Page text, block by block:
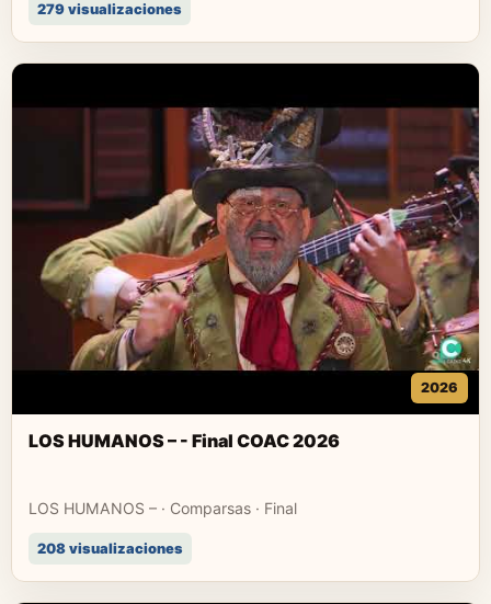
279 visualizaciones
2026
LOS HUMANOS – - Final COAC 2026
LOS HUMANOS – · Comparsas · Final
208 visualizaciones